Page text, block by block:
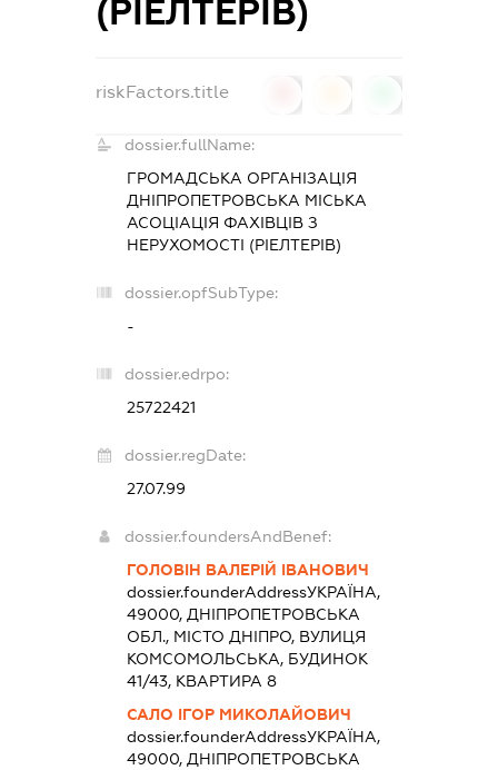
(РІЕЛТЕРІВ)
riskFactors.title
dossier.fullName:
ГРОМАДСЬКА ОРГАНІЗАЦІЯ
ДНІПРОПЕТРОВСЬКА МІСЬКА
АСОЦІАЦІЯ ФАХІВЦІВ З
НЕРУХОМОСТІ (РІЕЛТЕРІВ)
dossier.opfSubType:
-
dossier.edrpo:
25722421
dossier.regDate:
27.07.99
dossier.foundersAndBenef:
ГОЛОВІН ВАЛЕРІЙ ІВАНОВИЧ
dossier.founderAddressУКРАЇНА,
49000, ДНІПРОПЕТРОВСЬКА
ОБЛ., МІСТО ДНІПРО, ВУЛИЦЯ
КОМСОМОЛЬСЬКА, БУДИНОК
41/43, КВАРТИРА 8
САЛО ІГОР МИКОЛАЙОВИЧ
dossier.founderAddressУКРАЇНА,
49000, ДНІПРОПЕТРОВСЬКА